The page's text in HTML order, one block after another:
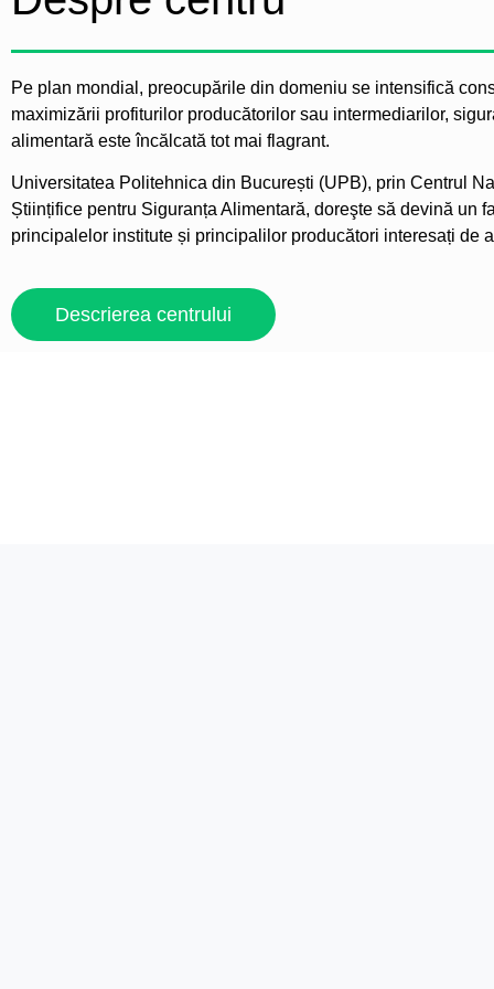
Pe plan mondial, preocupările din domeniu se intensifică
maximizării profiturilor producătorilor sau intermediarilor,
alimentară este încălcată tot mai flagrant.
Universitatea Politehnica din București (UPB), prin Centrul
Științifice pentru Siguranța Alimentară, doreşte să devină un
principalelor institute și principalilor producători interesați de
Descrierea centrului